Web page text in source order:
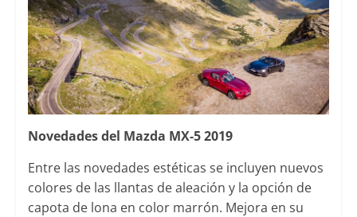
Novedades del Mazda MX-5 2019
Entre las novedades estéticas se incluyen nuevos
colores de las llantas de aleación y la opción de
capota de lona en color marrón. Mejora en su